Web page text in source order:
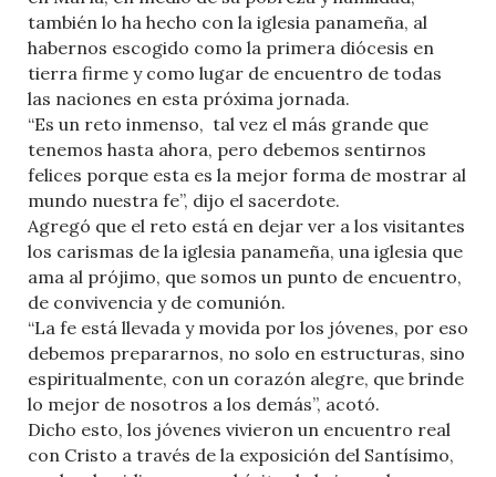
también lo ha hecho con la iglesia panameña, al
habernos escogido como la primera diócesis en
tierra firme y como lugar de encuentro de todas
las naciones en esta próxima jornada.
“Es un reto inmenso, tal vez el más grande que
tenemos hasta ahora, pero debemos sentirnos
felices porque esta es la mejor forma de mostrar al
mundo nuestra fe”, dijo el sacerdote.
Agregó que el reto está en dejar ver a los visitantes
los carismas de la iglesia panameña, una iglesia que
ama al prójimo, que somos un punto de encuentro,
de convivencia y de comunión.
“La fe está llevada y movida por los jóvenes, por eso
debemos prepararnos, no solo en estructuras, sino
espiritualmente, con un corazón alegre, que brinde
lo mejor de nosotros a los demás”, acotó.
Dicho esto, los jóvenes vivieron un encuentro real
con Cristo a través de la exposición del Santísimo,